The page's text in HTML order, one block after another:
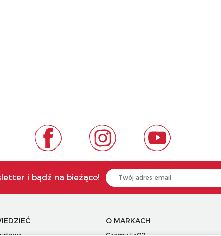
i bądź na bieżąco!
O MARKACH